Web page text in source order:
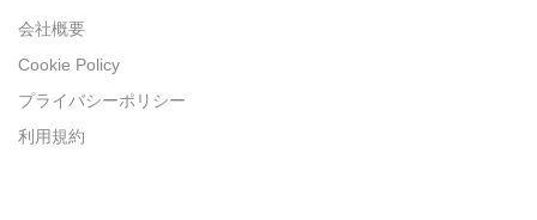
会社概要
Cookie Policy
プライバシーポリシー
利用規約